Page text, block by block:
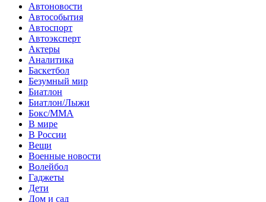
Автоновости
Автособытия
Автоспорт
Автоэксперт
Актеры
Аналитика
Баскетбол
Безумный мир
Биатлон
Биатлон/Лыжи
Бокс/MMA
В мире
В России
Вещи
Военные новости
Волейбол
Гаджеты
Дети
Дом и сад